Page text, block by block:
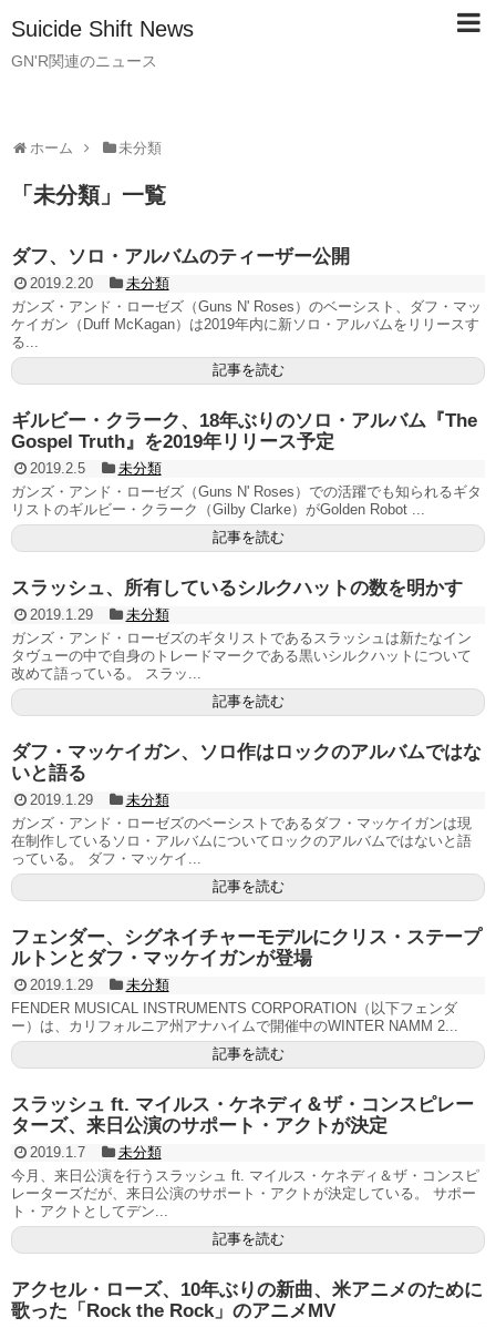
Suicide Shift News
GN'R関連のニュース
ホーム 未分類
「 未分類」 一覧
ダフ、ソロ・アルバムのティーザー公開
2019.2.20
未分類
ガンズ・アンド・ローゼズ（Guns N' Roses）のベーシスト、ダフ・マッ
ケイガン（Duff McKagan）は2019年内に新ソロ・アルバムをリリースす
る...
記事を読む
ギルビー・クラーク、18年ぶりのソロ・アルバム『The
Gospel Truth』を2019年リリース予定
2019.2.5
未分類
ガンズ・アンド・ローゼズ（Guns N' Roses）での活躍でも知られるギタ
リストのギルビー・クラーク（Gilby Clarke）がGolden Robot ...
記事を読む
スラッシュ、所有しているシルクハットの数を明かす
2019.1.29
未分類
ガンズ・アンド・ローゼズのギタリストであるスラッシュは新たなイン
タヴューの中で自身のトレードマークである黒いシルクハットについて
改めて語っている。 スラッ...
記事を読む
ダフ・マッケイガン、ソロ作はロックのアルバムではな
いと語る
2019.1.29
未分類
ガンズ・アンド・ローゼズのベーシストであるダフ・マッケイガンは現
在制作しているソロ・アルバムについてロックのアルバムではないと語
っている。 ダフ・マッケイ...
記事を読む
フェンダー、シグネイチャーモデルにクリス・ステープ
ルトンとダフ・マッケイガンが登場
2019.1.29
未分類
FENDER MUSICAL INSTRUMENTS CORPORATION（以下フェンダ
ー）は、カリフォルニア州アナハイムで開催中のWINTER NAMM 2...
記事を読む
スラッシュ ft. マイルス・ケネディ＆ザ・コンスピレー
ターズ、来日公演のサポート・アクトが決定
2019.1.7
未分類
今月、来日公演を行うスラッシュ ft. マイルス・ケネディ＆ザ・コンスピ
レーターズだが、来日公演のサポート・アクトが決定している。 サポー
ト・アクトとしてデン...
記事を読む
アクセル・ローズ、10年ぶりの新曲、米アニメのために
歌った「Rock the Rock」のアニメMV